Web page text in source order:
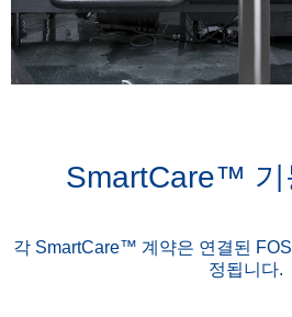
SmartCare™ 기
각 SmartCare™ 계약은 연결된
정됩니다.